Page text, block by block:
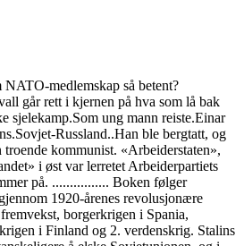
medlemskap så betent?
går rett i kjernen på hva som lå bak
sjelekamp.Som ung mann reiste.Einar
Russland..Han ble bergtatt, og
kommunist. «Arbeiderstaten»,
i øst var lerretet Arbeiderpartiets
på. ................ Boken følger
1920-årenes revolusjonære
borgerkrigen i Spania,
i Finland og 2. verdenskrig. Stalins